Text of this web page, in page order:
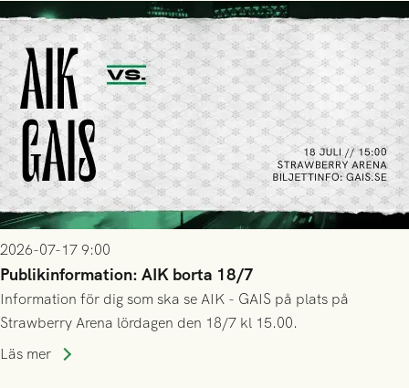
2026-07-17 9:00
Publikinformation: AIK borta 18/7
Information för dig som ska se AIK - GAIS på plats på
Strawberry Arena lördagen den 18/7 kl 15.00.
Läs mer